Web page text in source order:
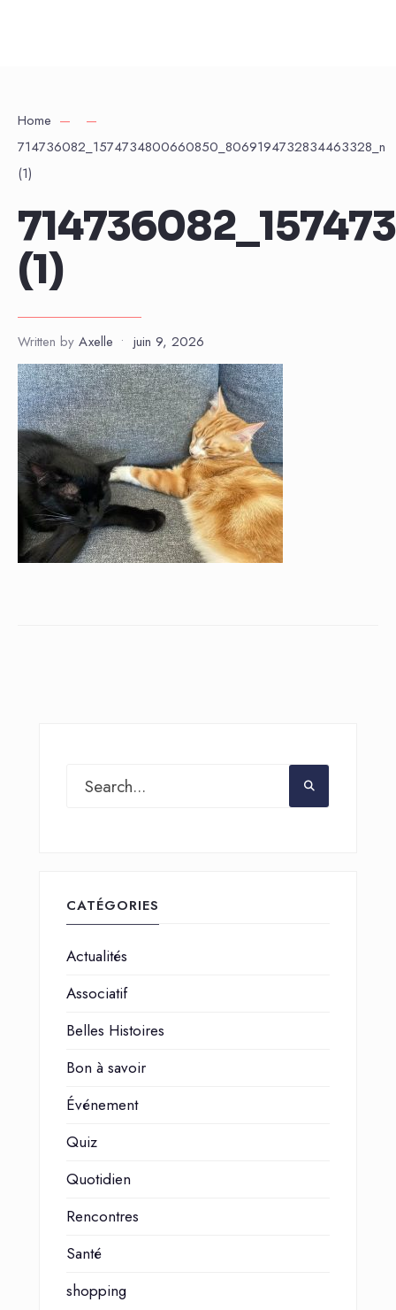
Home
714736082_1574734800660850_8069194732834463328_n
(1)
(1)
Written by Axelle • juin 9, 2026
CATÉGORIES
Actualités
Associatif
Belles Histoires
Bon à savoir
Événement
Quiz
Quotidien
Rencontres
Santé
shopping